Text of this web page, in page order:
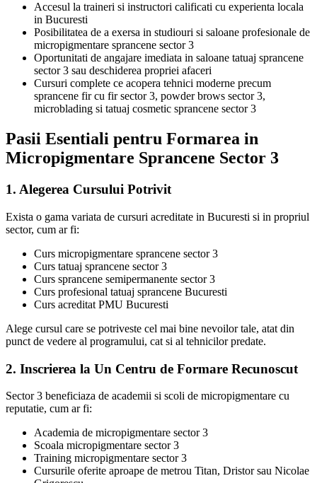
Accesul la traineri si instructori calificati cu experienta locala
in Bucuresti
Posibilitatea de a exersa in studiouri si saloane profesionale de
micropigmentare sprancene sector 3
Oportunitati de angajare imediata in saloane tatuaj sprancene
sector 3 sau deschiderea propriei afaceri
Cursuri complete ce acopera tehnici moderne precum
sprancene fir cu fir sector 3, powder brows sector 3,
microblading si tatuaj cosmetic sprancene sector 3
Pasii Esentiali pentru Formarea in
Micropigmentare Sprancene Sector 3
1. Alegerea Cursului Potrivit
Exista o gama variata de cursuri acreditate in Bucuresti si in propriul
sector, cum ar fi:
Curs micropigmentare sprancene sector 3
Curs tatuaj sprancene sector 3
Curs sprancene semipermanente sector 3
Curs profesional tatuaj sprancene Bucuresti
Curs acreditat PMU Bucuresti
Alege cursul care se potriveste cel mai bine nevoilor tale, atat din
punct de vedere al programului, cat si al tehnicilor predate.
2. Inscrierea la Un Centru de Formare Recunoscut
Sector 3 beneficiaza de academii si scoli de micropigmentare cu
reputatie, cum ar fi:
Academia de micropigmentare sector 3
Scoala micropigmentare sector 3
Training micropigmentare sector 3
Cursurile oferite aproape de metrou Titan, Dristor sau Nicolae